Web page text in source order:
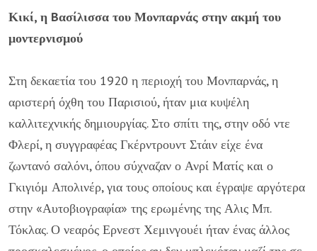
Κικί, η Bασίλισσα του Μονπαρνάς στην ακμή του
μοντερνισμού
Στη δεκαετία του 1920 η περιοχή του Μονπαρνάς, η
αριστερή όχθη του Παρισιού, ήταν μια κυψέλη
καλλιτεχνικής δημιουργίας. Στο σπίτι της, στην οδό ντε
Φλερί, η συγγραφέας Γκέρντρουντ Στάιν είχε ένα
ζωντανό σαλόνι, όπου σύχναζαν ο Ανρί Ματίς και ο
Γκιγιόμ Απολινέρ, για τους οποίους και έγραψε αργότερα
στην «Αυτοβιογραφία» της ερωμένης της Αλις Μπ.
Τόκλας. Ο νεαρός Ερνεστ Χεμινγουέι ήταν ένας άλλος